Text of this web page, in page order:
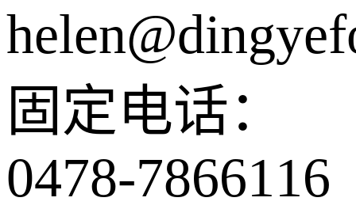
固定电话：
0478-7866116